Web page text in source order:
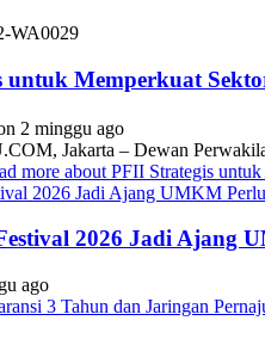
untuk Memperkuat
2 minggu ago
Jakarta – Dewan
more about PFII Strategis
2026 Jadi Ajang UMKM
2026 Jadi Ajang
ago
3 Tahun dan Jaringan